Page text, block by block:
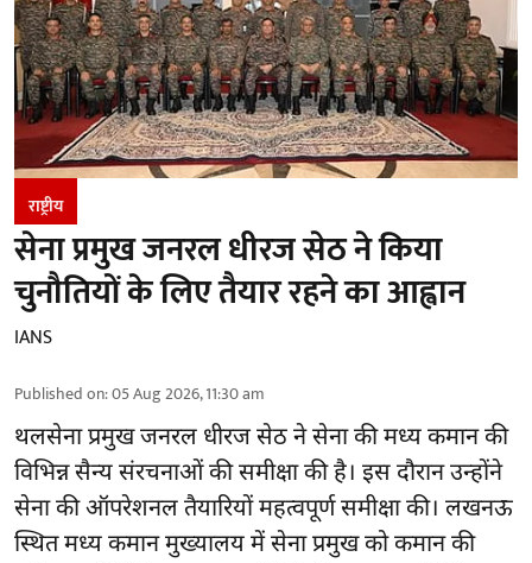
राष्ट्रीय
सेना प्रमुख जनरल धीरज सेठ ने किया
चुनौतियों के लिए तैयार रहने का आह्वान
IANS
Published on:05 Aug 2026, 11:30 am
थलसेना प्रमुख जनरल धीरज सेठ ने सेना की मध्य कमान की
विभिन्न सैन्य संरचनाओं की समीक्षा की है। इस दौरान उन्होंने
सेना की ऑपरेशनल तैयारियों महत्वपूर्ण समीक्षा की। लखनऊ
स्थित मध्य कमान मुख्यालय में सेना प्रमुख को कमान की